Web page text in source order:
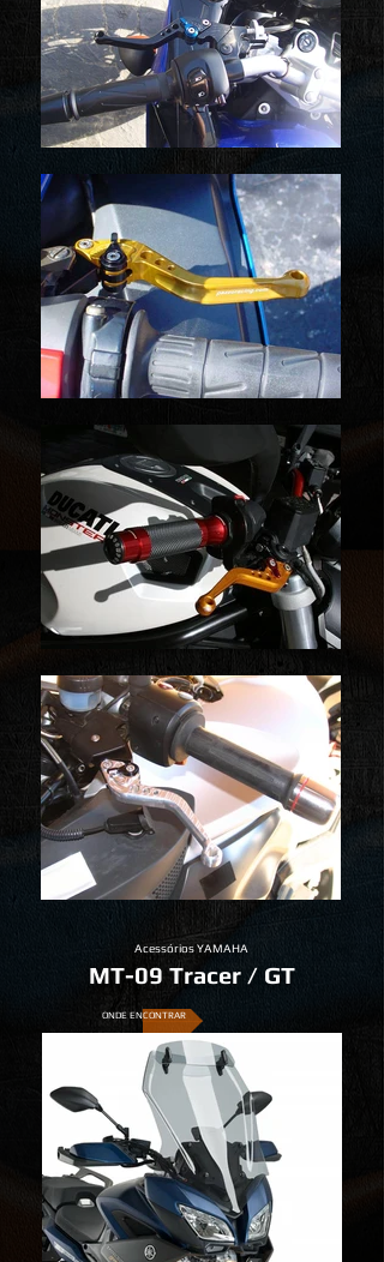
Acessórios YAMAHA
MT-09 Tracer / GT
ONDE ENCONTRAR